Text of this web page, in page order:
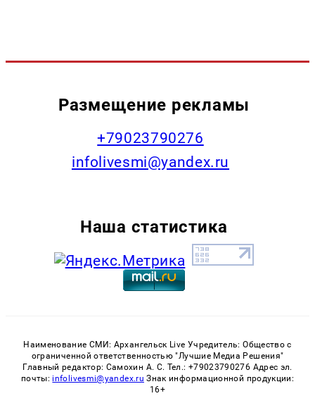
Размещение рекламы
+79023790276
infolivesmi@yandex.ru
Наша статистика
Наименование СМИ: Архангельск Live Учредитель: Общество с
ограниченной ответственностью "Лучшие Медиа Решения"
Главный редактор: Самохин А. С. Тел.: +79023790276 Адрес эл.
почты: infolivesmi@yandex.ru Знак информационной продукции:
16+